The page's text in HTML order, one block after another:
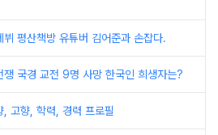
뷔 평산책방 유튜버 김어준과 손잡다.
쟁 국경 교전 9명 사망 한국인 희생자는?
, 고향, 학력, 경력 프로필